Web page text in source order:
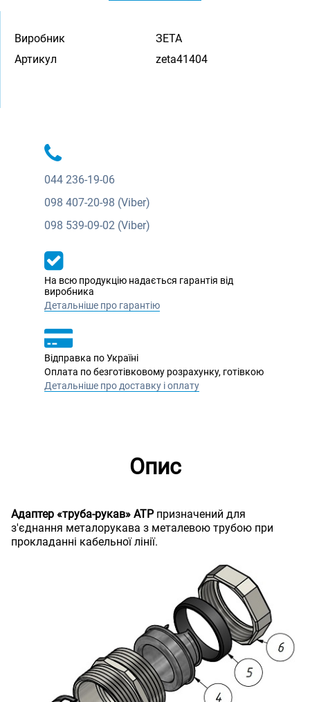
Виробник
ЗЕТА
Артикул
zeta41404
044 236-19-06
098 407-20-98 (Viber)
098 539-09-02 (Viber)
На всю продукцію надається гарантія від
виробника
Детальніше про гарантію
Відправка по Україні
Оплата по безготівковому розрахунку, готівкою
Детальніше про доставку і оплату
Опис
Адаптер «труба-рукав» АТРпризначений для
з'єднання металорукава з металевою трубою при
прокладанні кабельної лінії.